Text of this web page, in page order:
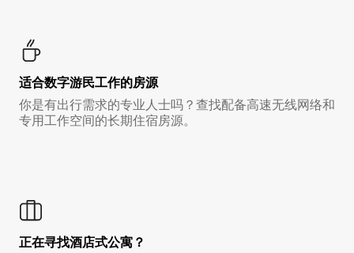
适合数字游民工作的房源
你是有出行需求的专业人士吗？查找配备高速无线网络和
专用工作空间的长期住宿房源。
正在寻找酒店式公寓？